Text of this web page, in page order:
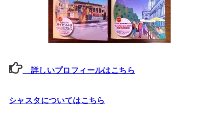
詳しいプロフィールはこちら
シャスタについてはこちら